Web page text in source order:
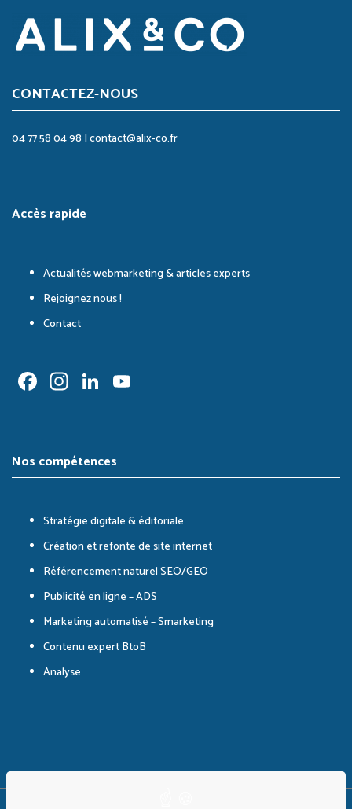
CONTACTEZ-NOUS
04 77 58 04 98 |contact@alix-co.fr
Accès rapide
Actualités webmarketing & articles experts
Rejoignez nous !
Contact
Facebook
Instagram
LinkedIn
Nos compétences
Stratégie digitale & éditoriale
Création et refonte de site internet
Référencement naturel SEO/GEO
Publicité en ligne – ADS
Marketing automatisé – Smarketing
Contenu expert BtoB
Analyse